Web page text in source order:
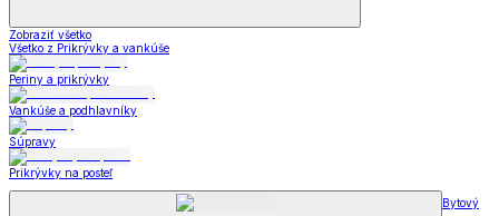
Zobraziť všetko
Všetko z Prikrývky a vankúše
Periny a prikrývky
Vankúše a podhlavníky
Súpravy
Prikrývky na posteľ
Bytový